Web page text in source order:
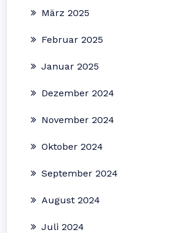
März 2025
Februar 2025
Januar 2025
Dezember 2024
November 2024
Oktober 2024
September 2024
August 2024
Juli 2024